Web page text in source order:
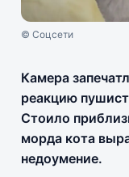
© Соцсети
Камера
реакцию
Стоило
морда кота
недоумение.